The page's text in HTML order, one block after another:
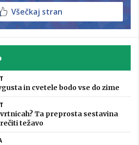
Všečkaj stran
in cvetele bodo vse do zime
Ta preprosta sestavina
težavo